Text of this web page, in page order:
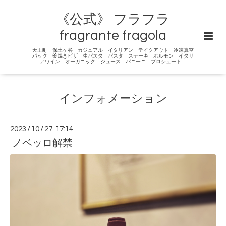
《公式》 フラフラ
fragrante fragola
天王町 保土ヶ谷 カジュアル イタリアン テイクアウト 冷凍真空
パック 釜焼きピザ 生パスタ パスタ ステーキ ホルモン イタリ
アワイン オーガニック ジュース パニーニ プロシュート
インフォメーション
2023 / 10 / 27 17:14
ノベッロ解禁